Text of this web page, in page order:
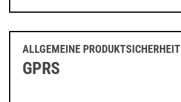
ALLGEMEINE PRODUKTSICHERHEIT
GPRS